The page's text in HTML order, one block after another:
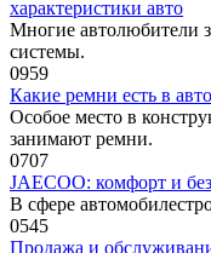
характеристики авто
Многие автолюбители
системы.
0959
Какие ремни есть в
Особое место в
занимают ремни.
0707
JAECOO: комфорт и
В сфере
0545
Продажа и